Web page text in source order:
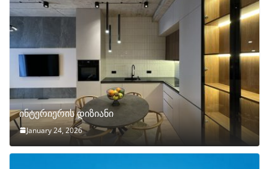
ინტერიერის დიზიანი
January 24, 2026